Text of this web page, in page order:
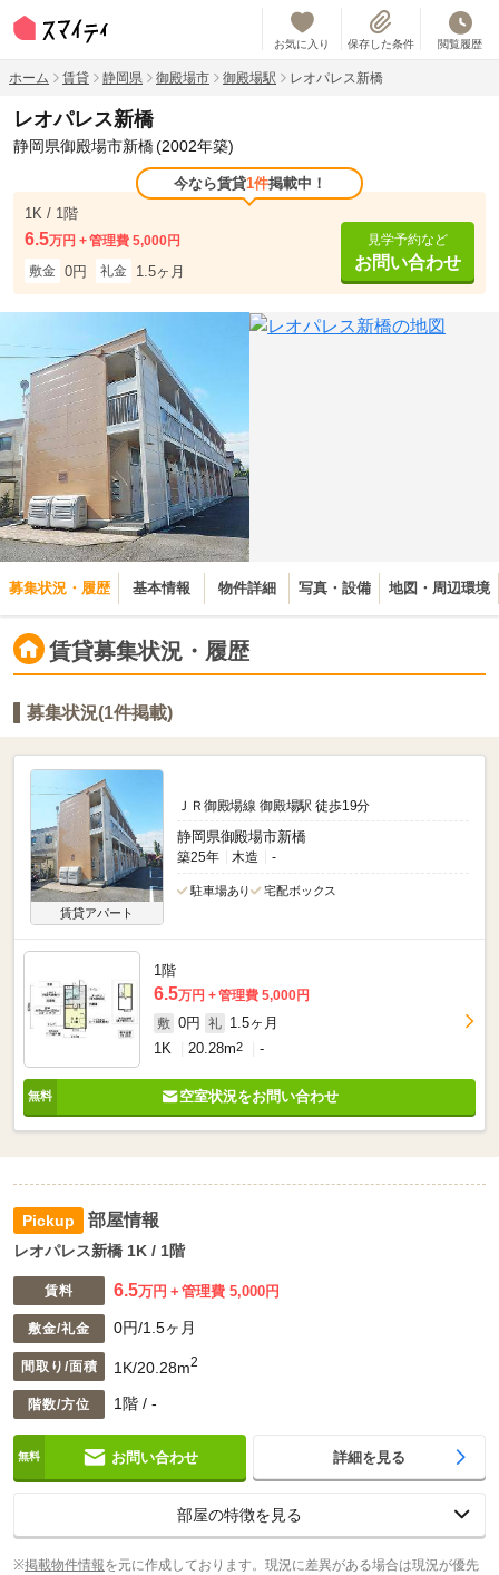
お気に入り 保存した条件 閲覧履歴
ホーム 賃貸 静岡県 御殿場市 御殿場駅 レオパレス新橋
レオパレス新橋
静岡県御殿場市新橋(2002年築)
今なら賃貸1件掲載中！
1K / 1階
6.5万円
管理費 5,000円
敷金 0円 礼金 1.5ヶ月
見学予約など
お問い合わせ
募集状況・履歴 基本情報 物件詳細 写真・設備 地図・周辺環境
賃貸募集状況・履歴
募集状況(1件掲載)
賃貸アパート
ＪＲ御殿場線 御殿場駅 徒歩19分
静岡県御殿場市新橋
築25年 木造 -
駐車場あり 宅配ボックス
1階
6.5万円
管理費 5,000円
敷 0円 礼 1.5ヶ月
1K
20.28m2 -
空室状況をお問い合わせ
部屋情報
レオパレス新橋 1K / 1階
賃料 6.5万円 管理費 5,000円
敷金/礼金 0円/1.5ヶ月
間取り/面積 1K/20.28m2
階数/方位 1階 / -
お問い合わせ 詳細を見る
部屋の特徴を見る
※掲載物件情報を元に作成しております。現況に差異がある場合は現況が優先